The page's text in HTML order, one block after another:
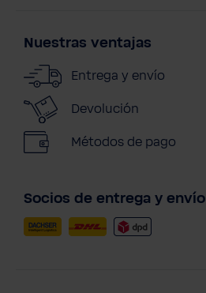
Nuestras ventajas
Entrega y envío
Devolución
Métodos de pago
Socios de entrega y envío